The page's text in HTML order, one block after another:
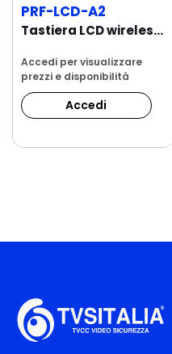
PRF-LCD-A2
Tastiera LCD wireless ABAX 2, compatibile con...
Accedi per visualizzare
prezzi e disponibilità
Accedi